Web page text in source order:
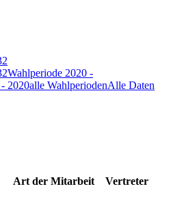
Wahlperiode 2020 -
2020alle WahlperiodenAlle Daten
Art der Mitarbeit
Vertreter